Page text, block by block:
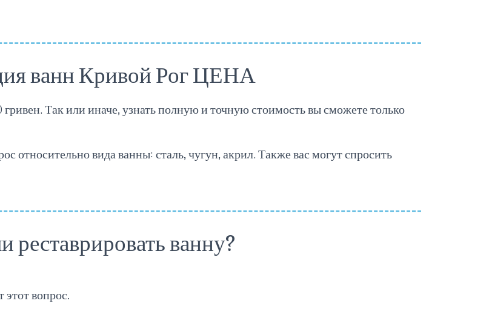
ванн Кривой Рог ЦЕНА
Так или иначе, узнать полную и точную стоимость вы сможете только
относительно вида ванны: сталь, чугун, акрил. Также вас могут спросить
реставрировать ванну?
вопрос.